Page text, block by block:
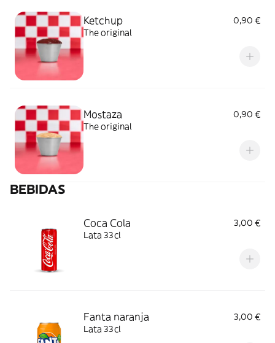
Ketchup
0,90 €
The original
Mostaza
0,90 €
The original
BEBIDAS
Coca Cola
3,00 €
Lata 33cl
Fanta naranja
3,00 €
Lata 33cl